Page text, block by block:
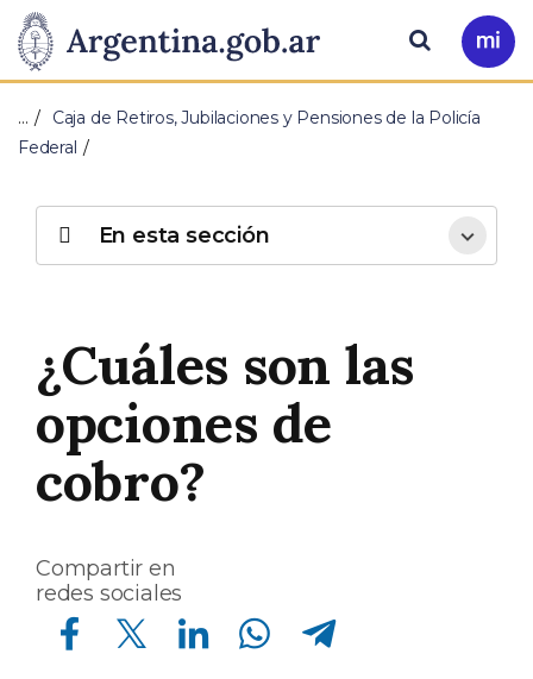
Presidencia
de
la
Nación
Pasar al contenido principal
Ir
a
Buscar
…
Caja de Retiros, Jubilaciones y Pensiones de la Policía
Federal
¿Cuáles son las
opciones de
cobro?
Compartir en
redes sociales
Compartir en Facebook Compartir en Twitter Compartir en Linkedin Compartir en Whatsapp Compartir en Telegram
En esta sección